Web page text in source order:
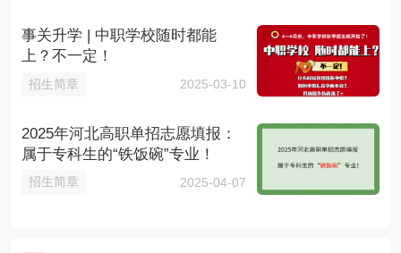
事关升学 | 中职学校随时都能
上？不一定！
招生简章 2025-03-10
2025年河北高职单招志愿填报：
属于专科生的“铁饭碗”专业！
招生简章 2025-04-07